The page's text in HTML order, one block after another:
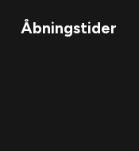
Åbningstider